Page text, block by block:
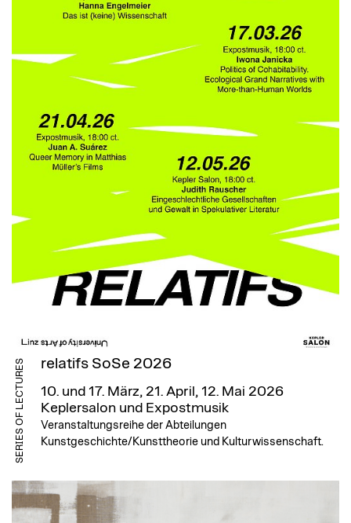
SERIES OF LECTURES relatifs SoSe 2026
10. und 17. März, 21. April, 12. Mai 2026
Keplersalon und Expostmusik
Veranstaltungsreihe der Abteilungen
Kunstgeschichte/Kunsttheorie und Kulturwissenschaft.